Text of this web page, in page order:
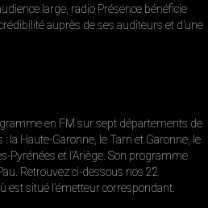
large, radio Présence bénéficie
auprès de ses auditeurs et d’une
en FM sur sept départements de
: la Haute-Garonne, le Tarn et Garonne, le
Pyrénées et l’Ariège. Son programme
Retrouvez ci-dessous nos 22
est situé l’émetteur correspondant.